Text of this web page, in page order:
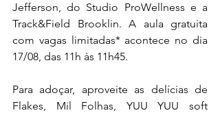
Jefferson, do Studio ProWellness e a
Track&Field Brooklin. A aula gratuita
com vagas limitadas* acontece no dia
17/08, das 11h às 11h45.
Para adoçar, aproveite as delícias de
Flakes, Mil Folhas, YUU YUU soft